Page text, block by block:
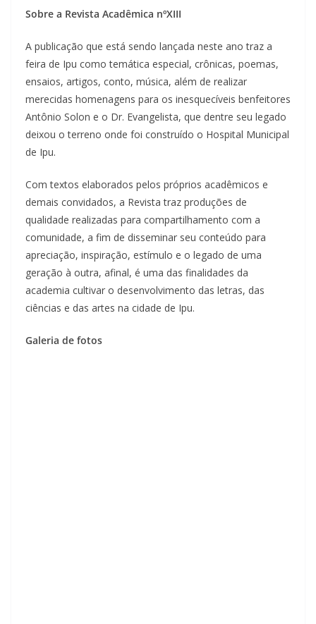
Sobre a Revista Acadêmica nºXIII
A publicação que está sendo lançada neste ano traz a
feira de Ipu como temática especial, crônicas, poemas,
ensaios, artigos, conto, música, além de realizar
merecidas homenagens para os inesquecíveis benfeitores
Antônio Solon e o Dr. Evangelista, que dentre seu legado
deixou o terreno onde foi construído o Hospital Municipal
de Ipu.
Com textos elaborados pelos próprios acadêmicos e
demais convidados, a Revista traz produções de
qualidade realizadas para compartilhamento com a
comunidade, a fim de disseminar seu conteúdo para
apreciação, inspiração, estímulo e o legado de uma
geração à outra, afinal, é uma das finalidades da
academia cultivar o desenvolvimento das letras, das
ciências e das artes na cidade de Ipu.
Galeria de fotos